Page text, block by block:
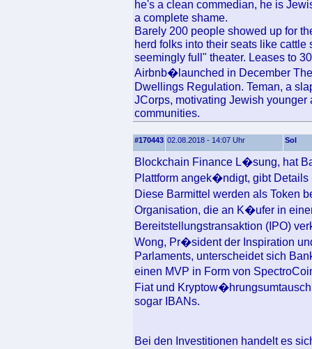
he's a clean commedian, he is
a complete shame.
Barely 200 people showed up for
herd folks into their seats like
seemingly full" theater. Leases to
Airbnb�launched in December
Dwellings Regulation. Teman, a
JCorps, motivating Jewish
communities.
#170443 02.08.2018 - 14:07 Uhr Sol
Blockchain Finance L�sung, hat
Plattform angek�ndigt, gibt
Diese Barmittel werden als Token
Organisation, die an K�ufer in
Bereitstellungstransaktion (IPO)
Wong, Pr�sident der Inspiration
Parlaments, unterscheidet sich
einen MVP in Form von
Fiat und
sogar IBANs.
Bei den Investitionen handelt es